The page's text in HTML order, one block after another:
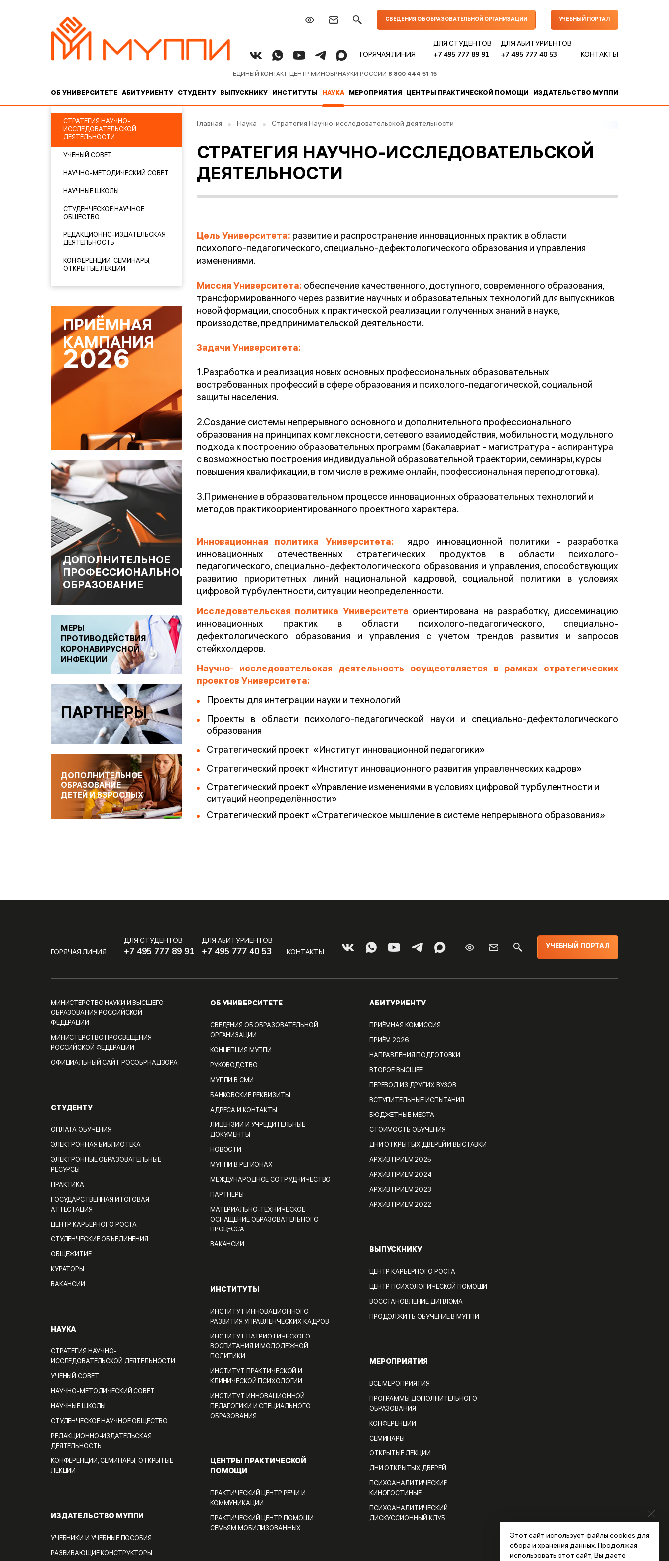
СВЕДЕНИЯ ОБ ОБРАЗОВАТЕЛЬНОЙ ОРГАНИЗАЦИИ УЧЕБНЫЙ ПОРТАЛ
ГОРЯЧАЯ ЛИНИЯ
ДЛЯ СТУДЕНТОВ
+7 495 777 89 91
ДЛЯ АБИТУРИЕНТОВ
+7 495 777 40 53 КОНТАКТЫ
ЕДИНЫЙ КОНТАКТ-ЦЕНТР МИНОБРНАУКИ РОССИИ 8 800 444 51 15
ОБ УНИВЕРСИТЕТЕ АБИТУРИЕНТУ СТУДЕНТУ ВЫПУСКНИКУ ИНСТИТУТЫ НАУКА МЕРОПРИЯТИЯ ЦЕНТРЫ ПРАКТИЧЕСКОЙ ПОМОЩИ ИЗДАТЕЛЬСТВО МУППИ
СТРАТЕГИЯ НАУЧНО-
ИССЛЕДОВАТЕЛЬСКОЙ
ДЕЯТЕЛЬНОСТИ
УЧЕНЫЙ СОВЕТ
НАУЧНО-МЕТОДИЧЕСКИЙ СОВЕТ
НАУЧНЫЕ ШКОЛЫ
СТУДЕНЧЕСКОЕ НАУЧНОЕ
ОБЩЕСТВО
РЕДАКЦИОННО-ИЗДАТЕЛЬСКАЯ
ДЕЯТЕЛЬНОСТЬ
КОНФЕРЕНЦИИ, СЕМИНАРЫ,
ОТКРЫТЫЕ ЛЕКЦИИ
ПРИЁМНАЯ
КАМПАНИЯ
2026
ДОПОЛНИТЕЛЬНОЕ
ПРОФЕССИОНАЛЬНОЕ
ОБРАЗОВАНИЕ
МЕРЫ
ПРОТИВОДЕЙСТВИЯ
КОРОНАВИРУСНОЙ
ИНФЕКЦИИ
ПАРТНЕРЫ
ДОПОЛНИТЕЛЬНОЕ
ОБРАЗОВАНИЕ
ДЕТЕЙ И ВЗРОСЛЫХ
Главная Наука Стратегия Научно-исследовательской деятельности
СТРАТЕГИЯ НАУЧНО-ИССЛЕДОВАТЕЛЬСКОЙ
ДЕЯТЕЛЬНОСТИ
Цель Университета: развитие и распространение инновационных практик в области
психолого-педагогического, специально-дефектологического образования и управления
изменениями.
Миссия Университета: обеспечение качественного, доступного, современного образования,
трансформированного через развитие научных и образовательных технологий для выпускников
новой формации, способных к практической реализации полученных знаний в науке,
производстве, предпринимательской деятельности.
Задачи Университета:
1.Разработка и реализация новых основных профессиональных образовательных
востребованных профессий в сфере образования и психолого-педагогической, социальной
защиты населения.
2.Создание системы непрерывного основного и дополнительного профессионального
образования на принципах комплексности, сетевого взаимодействия, мобильности, модульного
подхода к построению образовательных программ (бакалавриат - магистратура - аспирантура
с возможностью построения индивидуальной образовательной траектории, семинары, курсы
повышения квалификации, в том числе в режиме онлайн, профессиональная переподготовка).
3.Применение в образовательном процессе инновационных образовательных технологий и
методов практикоориентированного проектного характера.
Инновационная политика Университета:
ядро инновационной политики - разработка
инновационных отечественных стратегических продуктов в области психолого-
педагогического, специально-дефектологического образования и управления, способствующих
развитию приоритетных линий национальной кадровой, социальной политики в условиях
цифровой турбулентности, ситуации неопределенности.
Исследовательская политика Университета ориентирована на разработку, диссеминацию
инновационных практик в области психолого-педагогического, специально-
дефектологического образования и управления с учетом трендов развития и запросов
стейкхолдеров.
Научно- исследовательская деятельность осуществляется в рамках стратегических
проектов Университета:
Проекты для интеграции науки и технологий
Проекты в области психолого-педагогической науки и специально-дефектологического
образования
Стратегический проект «Институт инновационной педагогики»
Стратегический проект «Институт инновационного развития управленческих кадров»
Стратегический проект «Управление изменениями в условиях цифровой турбулентности и
ситуаций неопределённости»
Стратегический проект «Стратегическое мышление в системе непрерывного образования»
ГОРЯЧАЯ ЛИНИЯ
ДЛЯ СТУДЕНТОВ
+7 495 777 89 91
ДЛЯ АБИТУРИЕНТОВ
+7 495 777 40 53 КОНТАКТЫ
УЧЕБНЫЙ ПОРТАЛ
МИНИСТЕРСТВО НАУКИ И ВЫСШЕГО
ОБРАЗОВАНИЯ РОССИЙСКОЙ
ФЕДЕРАЦИИ
МИНИСТЕРСТВО ПРОСВЕЩЕНИЯ
РОССИЙСКОЙ ФЕДЕРАЦИИ
ОФИЦИАЛЬНЫЙ САЙТ РОСОБРНАДЗОРА
ОБ УНИВЕРСИТЕТЕ
СВЕДЕНИЯ ОБ ОБРАЗОВАТЕЛЬНОЙ
ОРГАНИЗАЦИИ
КОНЦЕПЦИЯ МУППИ
РУКОВОДСТВО
МУППИ В СМИ
БАНКОВСКИЕ РЕКВИЗИТЫ
АДРЕСА И КОНТАКТЫ
ЛИЦЕНЗИИ И УЧРЕДИТЕЛЬНЫЕ
ДОКУМЕНТЫ
НОВОСТИ
МУППИ В РЕГИОНАХ
МЕЖДУНАРОДНОЕ СОТРУДНИЧЕСТВО
ПАРТНЕРЫ
МАТЕРИАЛЬНО-ТЕХНИЧЕСКОЕ
ОСНАЩЕНИЕ ОБРАЗОВАТЕЛЬНОГО
ПРОЦЕССА
ВАКАНСИИ
АБИТУРИЕНТУ
ПРИЁМНАЯ КОМИССИЯ
ПРИЁМ 2026
НАПРАВЛЕНИЯ ПОДГОТОВКИ
ВТОРОЕ ВЫСШЕЕ
ПЕРЕВОД ИЗ ДРУГИХ ВУЗОВ
ВСТУПИТЕЛЬНЫЕ ИСПЫТАНИЯ
БЮДЖЕТНЫЕ МЕСТА
СТОИМОСТЬ ОБУЧЕНИЯ
ДНИ ОТКРЫТЫХ ДВЕРЕЙ И ВЫСТАВКИ
АРХИВ.ПРИЁМ 2025
АРХИВ.ПРИЁМ 2024
АРХИВ.ПРИЁМ 2023
АРХИВ.ПРИЁМ 2022
СТУДЕНТУ
ОПЛАТА ОБУЧЕНИЯ
ЭЛЕКТРОННАЯ БИБЛИОТЕКА
ЭЛЕКТРОННЫЕ ОБРАЗОВАТЕЛЬНЫЕ
РЕСУРСЫ
ПРАКТИКА
ГОСУДАРСТВЕННАЯ ИТОГОВАЯ
АТТЕСТАЦИЯ
ЦЕНТР КАРЬЕРНОГО РОСТА
СТУДЕНЧЕСКИЕ ОБЪЕДИНЕНИЯ
ОБЩЕЖИТИЕ
КУРАТОРЫ
ВАКАНСИИ
ВЫПУСКНИКУ
ЦЕНТР КАРЬЕРНОГО РОСТА
ЦЕНТР ПСИХОЛОГИЧЕСКОЙ ПОМОЩИ
ВОССТАНОВЛЕНИЕ ДИПЛОМА
ПРОДОЛЖИТЬ ОБУЧЕНИЕ В МУППИ
ИНСТИТУТЫ
ИНСТИТУТ ИННОВАЦИОННОГО
РАЗВИТИЯ УПРАВЛЕНЧЕСКИХ КАДРОВ
ИНСТИТУТ ПАТРИОТИЧЕСКОГО
ВОСПИТАНИЯ И МОЛОДЕЖНОЙ
ПОЛИТИКИ
ИНСТИТУТ ПРАКТИЧЕСКОЙ И
КЛИНИЧЕСКОЙ ПСИХОЛОГИИ
ИНСТИТУТ ИННОВАЦИОННОЙ
ПЕДАГОГИКИ И СПЕЦИАЛЬНОГО
ОБРАЗОВАНИЯ
НАУКА
СТРАТЕГИЯ НАУЧНО-
ИССЛЕДОВАТЕЛЬСКОЙ ДЕЯТЕЛЬНОСТИ
УЧЕНЫЙ СОВЕТ
НАУЧНО-МЕТОДИЧЕСКИЙ СОВЕТ
НАУЧНЫЕ ШКОЛЫ
СТУДЕНЧЕСКОЕ НАУЧНОЕ ОБЩЕСТВО
РЕДАКЦИОННО-ИЗДАТЕЛЬСКАЯ
ДЕЯТЕЛЬНОСТЬ
КОНФЕРЕНЦИИ, СЕМИНАРЫ, ОТКРЫТЫЕ
ЛЕКЦИИ
МЕРОПРИЯТИЯ
ВСЕ МЕРОПРИЯТИЯ
ПРОГРАММЫ ДОПОЛНИТЕЛЬНОГО
ОБРАЗОВАНИЯ
КОНФЕРЕНЦИИ
СЕМИНАРЫ
ОТКРЫТЫЕ ЛЕКЦИИ
ДНИ ОТКРЫТЫХ ДВЕРЕЙ
ПСИХОАНАЛИТИЧЕСКИЕ
КИНОГОСТИНЫЕ
ПСИХОАНАЛИТИЧЕСКИЙ
ДИСКУССИОННЫЙ КЛУБ
ЦЕНТРЫ ПРАКТИЧЕСКОЙ
ПОМОЩИ
ПРАКТИЧЕСКИЙ ЦЕНТР РЕЧИ И
КОММУНИКАЦИИ
ПРАКТИЧЕСКИЙ ЦЕНТР ПОМОЩИ
СЕМЬЯМ МОБИЛИЗОВАННЫХ
ИЗДАТЕЛЬСТВО МУППИ
УЧЕБНИКИ И УЧЕБНЫЕ ПОСОБИЯ
РАЗВИВАЮЩИЕ КОНСТРУКТОРЫ
Этот сайт использует файлы cookies для
сбора и хранения данных. Продолжая
использовать этот сайт, Вы даете